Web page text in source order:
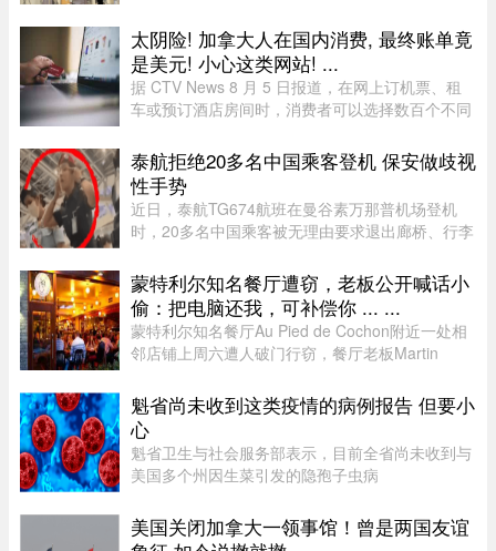
从先前的约一小时延长至近 90 分钟。Santé
Québec 表示，等待时间变长 ...
太阴险! 加拿大人在国内消费, 最终账单竟
是美元! 小心这类网站! ...
据 CTV News 8 月 5 日报道，在网上订机票、租
车或预订酒店房间时，消费者可以选择数百个不同
虽然有些旅游类网站是加拿大本地公司，但许多并
非如此，即使你要前往加拿 ...
泰航拒绝20多名中国乘客登机 保安做歧视
性手势
近日，泰航TG674航班在曼谷素万那普机场登机
时，20多名中国乘客被无理由要求退出廊桥、行李
常起飞，现场还发生了安保人员做出歧视性“拉眼
角”手势的争议。截至目前， ...
蒙特利尔知名餐厅遭窃，老板公开喊话小
偷：把电脑还我，可补偿你 ... ...
蒙特利尔知名餐厅Au Pied de Cochon附近一处相
邻店铺上周六遭人破门行窃，餐厅老板Martin
找回电脑。据Martin Picard介绍，被盗地点位于
Plateau-Mont-Royal区Duluth Es ...
魁省尚未收到这类疫情的病例报告 但要小
心
魁省卫生与社会服务部表示，目前全省尚未收到与
美国多个州因生菜引发的隐孢子虫病
报告。这种由寄生虫引起的感染主要通过受污染的
食物或水传播，会导致水样腹泻、胃痉挛 ...
美国关闭加拿大一领事馆！曾是两国友谊